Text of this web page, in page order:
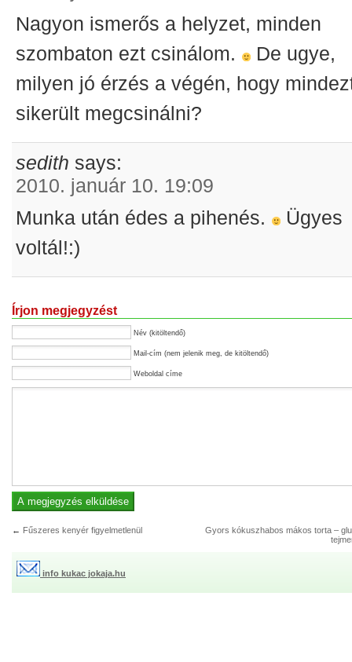
Nagyon ismerős a helyzet, minden
szombaton ezt csinálom.
De ugye,
milyen jó érzés a végén, hogy
sikerült megcsinálni?
sedith says:
2010. január 10. 19:09
Munka után édes a pihenés.
Ügyes
voltál!:)
Írjon megjegyzést
Név (kitöltendő)
Mail-cím (nem jelenik meg, de kitöltendő)
Weboldal címe
← Fűszeres kenyér figyelmetlenül
Gyors kókuszhabos mákos torta –
info kukac jokaja.hu